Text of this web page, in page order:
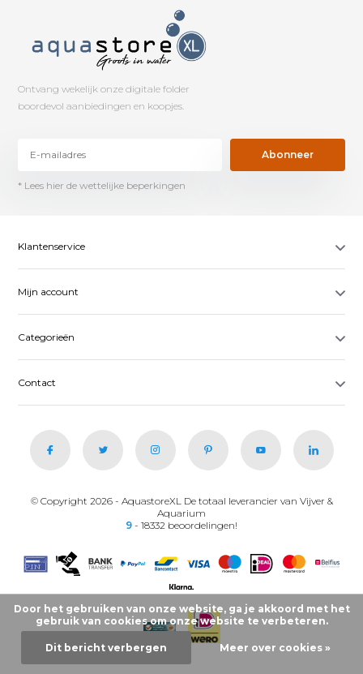
Ontvang wekelijk onze digitale folder
boordevol aanbiedingen en koopjes.
Abonneer
* Lees hier de wettelijke beperkingen
Klantenservice
Mijn account
Categorieën
Contact
© Copyright 2026 - AquastoreXL De totaal leverancier van Vijver &
Aquarium
9 - 18332 beoordelingen!
Door het gebruiken van onze website, ga je akkoord met het
gebruik van cookies om onze website te verbeteren.
Dit bericht verbergen Meer over cookies »